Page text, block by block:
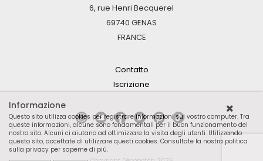
6, rue Henri Becquerel
69740 GENAS
FRANCE
Contatto
Iscrizione
Informazione
Questo sito utilizza cookies per registrare informazioni sul vostro computer. Tra
queste informazioni, alcune sono fondamentali per il buon funzionamento del
nostro sito. Alcuni ci aiutano ad ottimizzare la visita degli utenti. Utilizzando
questo sito, accettate di utilizzare questi cookies. Consultate la nostra politica
sulla privacy per saperne di più.